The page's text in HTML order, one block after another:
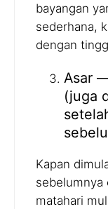
bayangan
sederhana,
dengan
Asar
(juga
Kapan
sebelumnya
matahari